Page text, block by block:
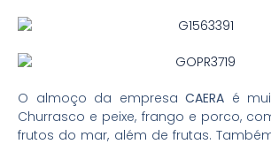
O almoço da empresaCAERA é
Churrasco e peixe, frango e porco,
frutos do mar, além de frutas.